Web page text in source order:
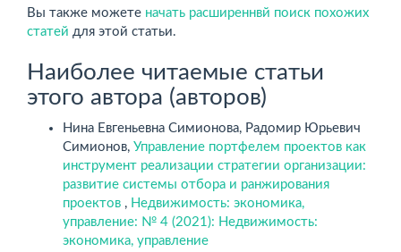
Вы также можете начать расширеннвй поиск похожих
статей для этой статьи.
Наиболее читаемые статьи
этого автора (авторов)
Нина Евгеньевна Симионова, Радомир Юрьевич
Симионов, Управление портфелем проектов как
инструмент реализации стратегии организации:
развитие системы отбора и ранжирования
проектов , Недвижимость: экономика,
управление: № 4 (2021): Недвижимость:
экономика, управление